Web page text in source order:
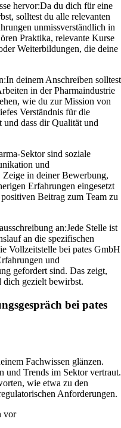
hervor:Da du dich für eine
solltest du alle relevanten
unmissverständlich in
Praktika, relevante Kurse
Weiterbildungen, die deine
In deinem Anschreiben solltest
in der Pharmaindustrie
wie du zur Mission von
Verständnis für die
und dass dir Qualität und
Sektor sind soziale
und
Zeige in deiner Bewerbung,
Erfahrungen eingesetzt
Beitrag zum Team zu
an:Jede Stelle ist
an die spezifischen
Vollzeitstelle bei pates GmbH
und
gefordert sind. Das zeigt,
dich gezielt bewirbst.
bei pates
Fachwissen glänzen.
Trends im Sektor vertraut.
wie etwa zu den
Anforderungen.
vor